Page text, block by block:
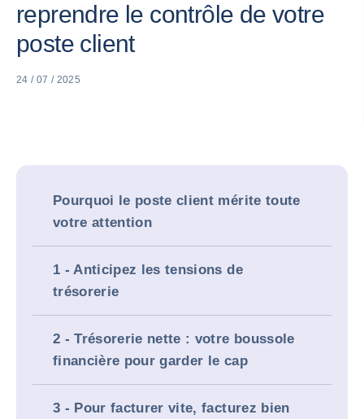
reprendre le contrôle de votre
poste client
24 / 07 / 2025
Pourquoi le poste client mérite toute
votre attention
1 - Anticipez les tensions de
trésorerie
2 - Trésorerie nette : votre boussole
financière pour garder le cap
3 - Pour facturer vite, facturez bien